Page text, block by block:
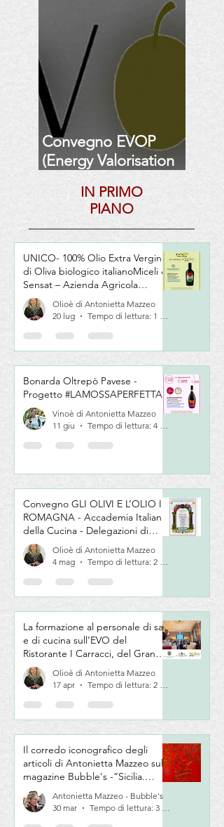
Convegno EVOP
(Energy Valorisation
IN PRIMO
PIANO
UNICO- 100% Olio Extra Vergine
di Oliva biologico italianoMiceli &
Sensat – Azienda Agricola
BiologicaOlioè di Antonietta Mazzeo
20 lug
Tempo di lettura: 1 min
Bonarda Oltrepò Pavese -
Progetto #LAMOSSAPERFETTA
Vinoè di Antonietta Mazzeo
11 giu
Tempo di lettura: 4 min
Convegno GLI OLIVI E L’OLIO IN
ROMAGNA - Accademia Italiana
della Cucina - Delegazioni di
Romagna e Centro Studi
Romagna
Olioè di Antonietta Mazzeo
4 mag
Tempo di lettura: 2 min
La formazione al personale di sala
e di cucina sull’EVO del
Ristorante I Carracci, del Grand
Hotel Majestic “già Baglioni” di
Bologna
Olioè di Antonietta Mazzeo
17 apr
Tempo di lettura: 2 min
Il corredo iconografico degli
articoli di Antonietta Mazzeo sul
magazine Bubble's -“Sicilia.
L'opera "Rigenerazione" di
Maurilio Iembo per i libro "Sicilia.
L’isola dell’Olivo” di Andrea Zanfi
Antonietta Mazzeo - Bubble's
30 mar
Tempo di lettura: 3 min